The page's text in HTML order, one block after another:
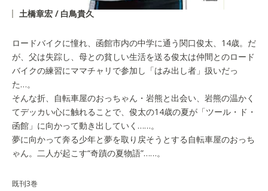
土橋章宏 / 白鳥貴久
ロードバイクに憧れ、函館市内の中学に通う関口俊太、14歳。だ
が、父は失踪し、母との貧しい生活を送る俊太は仲間とのロード
バイクの練習にママチャリで参加し「はみ出し者」扱いだっ
た…。
そんな折、自転車屋のおっちゃん・岩熊と出会い、岩熊の温かく
てデッカい心に触れることで、俊太の14歳の夏が「ツール・ド・
函館」に向かって動き出していく……。
夢に向かって奔る少年と夢を取り戻そうとする自転車屋のおっち
ゃん。二人が起こす“奇蹟の夏物語”……。
既刊3巻